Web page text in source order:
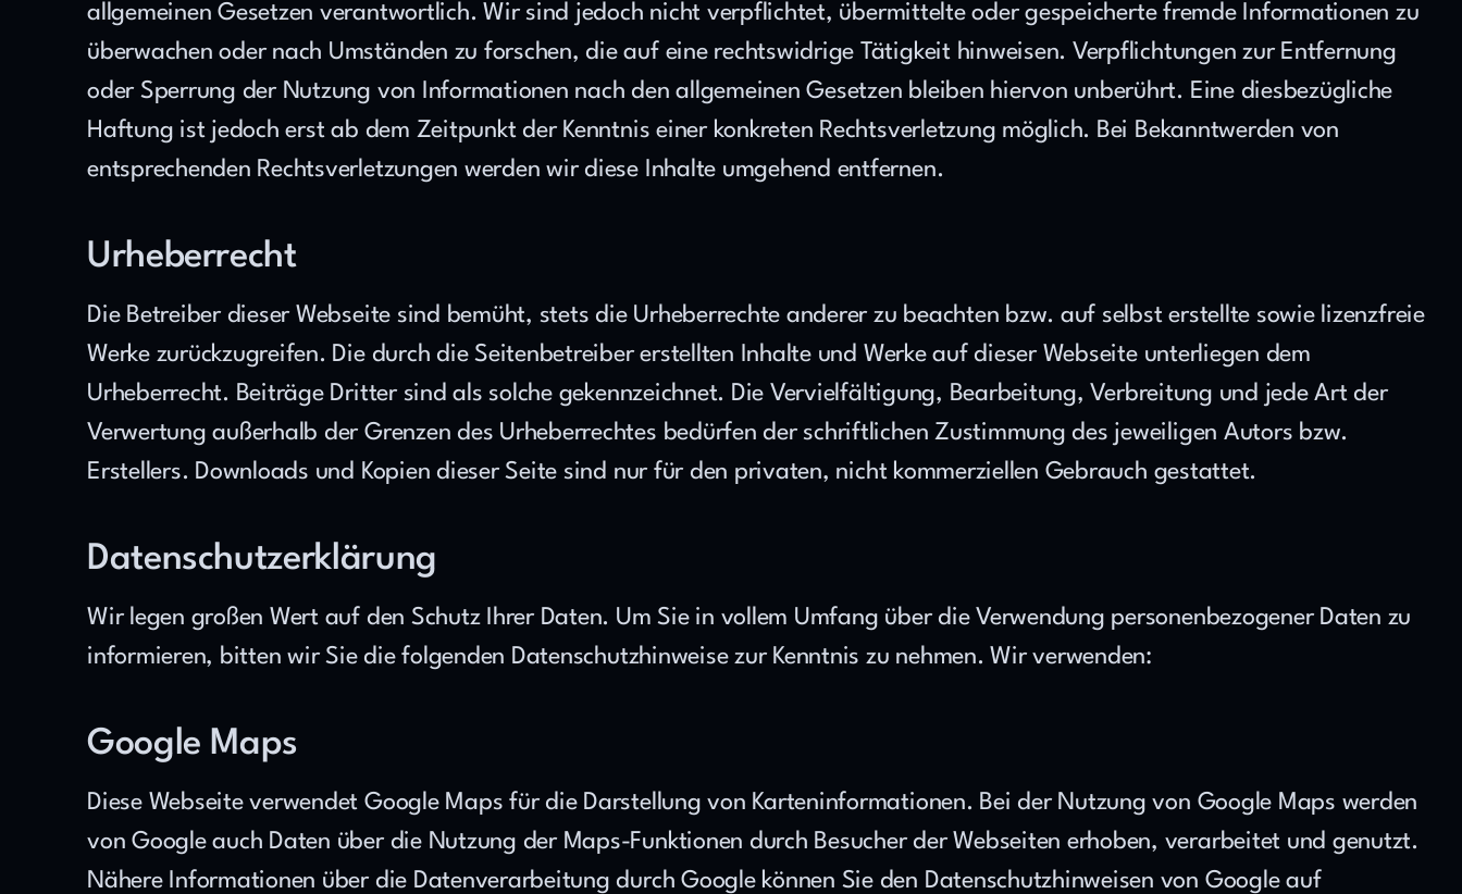
allgemeinen Gesetzen verantwortlich. Wir sind jedoch nicht verpflichtet, übermittelte oder gespeicherte fremde Informationen zu
überwachen oder nach Umständen zu forschen, die auf eine rechtswidrige Tätigkeit hinweisen. Verpflichtungen zur Entfernung
oder Sperrung der Nutzung von Informationen nach den allgemeinen Gesetzen bleiben hiervon unberührt. Eine diesbezügliche
Haftung ist jedoch erst ab dem Zeitpunkt der Kenntnis einer konkreten Rechtsverletzung möglich. Bei Bekanntwerden von
entsprechenden Rechtsverletzungen werden wir diese Inhalte umgehend entfernen.
Urheberrecht
Die Betreiber dieser Webseite sind bemüht, stets die Urheberrechte anderer zu beachten bzw. auf selbst erstellte sowie lizenzfreie
Werke zurückzugreifen. Die durch die Seitenbetreiber erstellten Inhalte und Werke auf dieser Webseite unterliegen dem
Urheberrecht. Beiträge Dritter sind als solche gekennzeichnet. Die Vervielfältigung, Bearbeitung, Verbreitung und jede Art der
Verwertung außerhalb der Grenzen des Urheberrechtes bedürfen der schriftlichen Zustimmung des jeweiligen Autors bzw.
Erstellers. Downloads und Kopien dieser Seite sind nur für den privaten, nicht kommerziellen Gebrauch gestattet.
Datenschutzerklärung
Wir legen großen Wert auf den Schutz Ihrer Daten. Um Sie in vollem Umfang über die Verwendung personenbezogener Daten zu
informieren, bitten wir Sie die folgenden Datenschutzhinweise zur Kenntnis zu nehmen. Wir verwenden:
Google Maps
Diese Webseite verwendet Google Maps für die Darstellung von Karteninformationen. Bei der Nutzung von Google Maps werden
von Google auch Daten über die Nutzung der Maps-Funktionen durch Besucher der Webseiten erhoben, verarbeitet und genutzt.
Nähere Informationen über die Datenverarbeitung durch Google können Sie den Datenschutzhinweisen von Google auf